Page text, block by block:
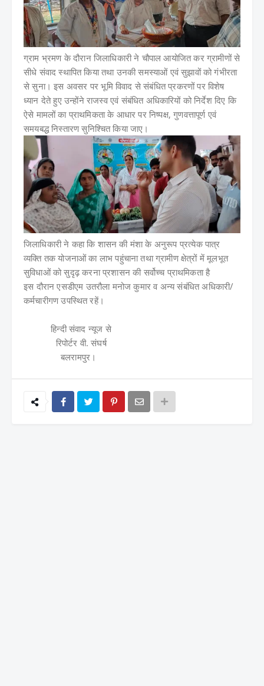
ग्राम भ्रमण के दौरान जिलाधिकारी ने चौपाल आयोजित कर ग्रामीणों से
सीधे संवाद स्थापित किया तथा उनकी समस्याओं एवं सुझावों को गंभीरता
से सुना। इस अवसर पर भूमि विवाद से संबंधित प्रकरणों पर विशेष
ध्यान देते हुए उन्होंने राजस्व एवं संबंधित अधिकारियों को निर्देश दिए कि
ऐसे मामलों का प्राथमिकता के आधार पर निष्पक्ष, गुणवत्तापूर्ण एवं
समयबद्ध निस्तारण सुनिश्चित किया जाए।
जिलाधिकारी ने कहा कि शासन की मंशा के अनुरूप प्रत्येक पात्र
व्यक्ति तक योजनाओं का लाभ पहुंचाना तथा ग्रामीण क्षेत्रों में मूलभूत
सुविधाओं को सुदृढ़ करना प्रशासन की सर्वोच्च प्राथमिकता है
इस दौरान एसडीएम उतरौला मनोज कुमार व अन्य संबंधित अधिकारी/
कर्मचारीगण उपस्थित रहें।
हिन्दी संवाद न्यूज से
रिपोर्टर वी. संघर्ष
बलरामपुर।